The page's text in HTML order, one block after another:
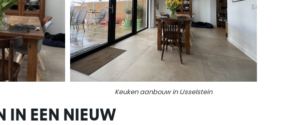
Keuken aanbouw in IJsselstein
IN EEN NIEUW